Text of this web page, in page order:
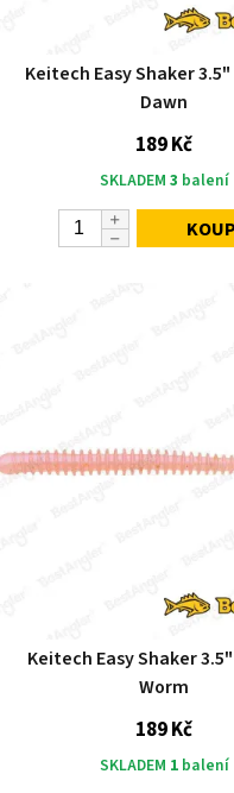
Keitech Easy Shaker
Dawn
189 Kč
SKLADEM 3 balení
Keitech Easy Shaker
Worm
189 Kč
SKLADEM 1balení